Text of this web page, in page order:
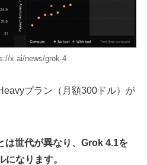
x.ai/news/grok-4
プラン（月額300ドル）が
は世代が異なり、Grok 4.1を
なります。